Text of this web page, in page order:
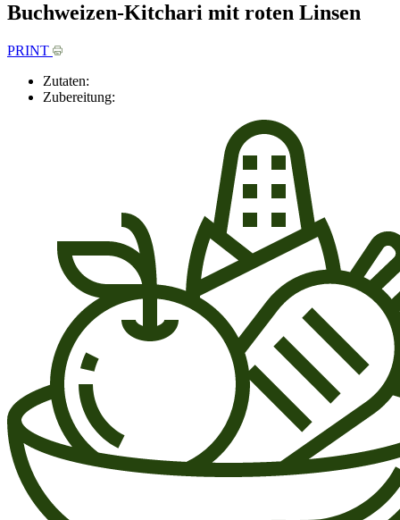
Buchweizen-Kitchari mit roten Linsen
PRINT
Zutaten:
Zubereitung: